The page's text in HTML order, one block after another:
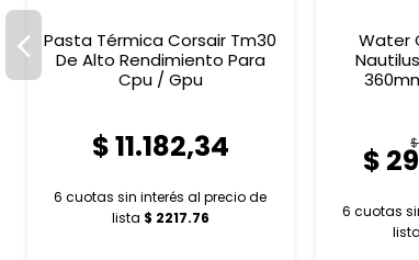
Pasta Térmica Corsair Tm30
De Alto Rendimiento Para
Cpu / Gpu
$ 11.182,34
6 cuotas sin interés alprecio de
lista $ 2217.76
Water
$
6 cuotas
lista